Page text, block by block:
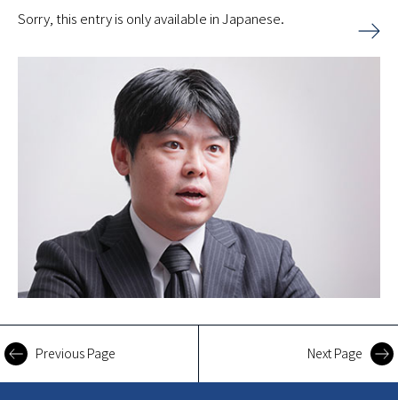
Sorry, this entry is only available in Japanese.
Previous Page Next Page